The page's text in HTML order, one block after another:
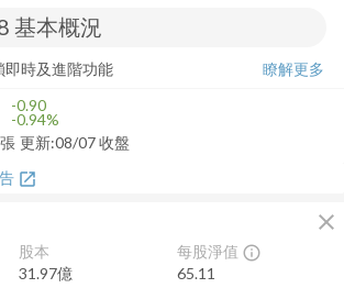
即時及進階功能
瞭解更多
-0.90
-0.94%
張 更新:08/07 收盤
open_in_new
close
股本
31.97億
每股淨值 info_outline
65.11